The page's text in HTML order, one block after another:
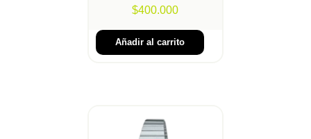
$400.000
Añadir al carrito